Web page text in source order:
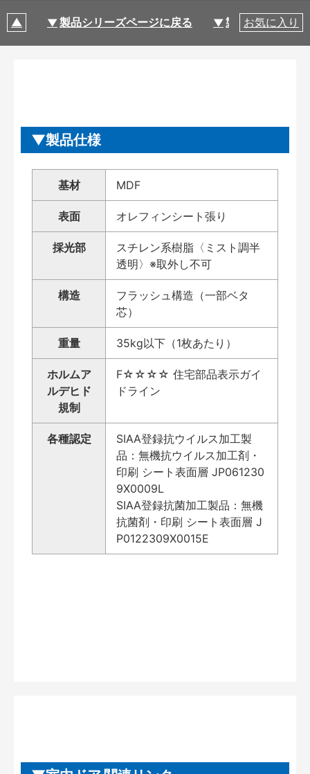
製品シリーズページに戻る 製品仕様
お気に入り
製品仕様
基材 MDF
表面 オレフィンシート張り
採光部
スチレン系樹脂〈ミスト調半
透明〉※取外し不可
構造
フラッシュ構造（一部ベタ
芯）
重量 35kg以下（1枚あたり）
ホルムア
ルデヒド
規制
F☆☆☆☆ 住宅部品表示ガイ
ドライン
各種認定
SIAA登録抗ウイルス加工製
品：無機抗ウイルス加工剤・
印刷 シート表面層 JP061230
9X0009L
SIAA登録抗菌加工製品：無機
抗菌剤・印刷 シート表面層 J
P0122309X0015E